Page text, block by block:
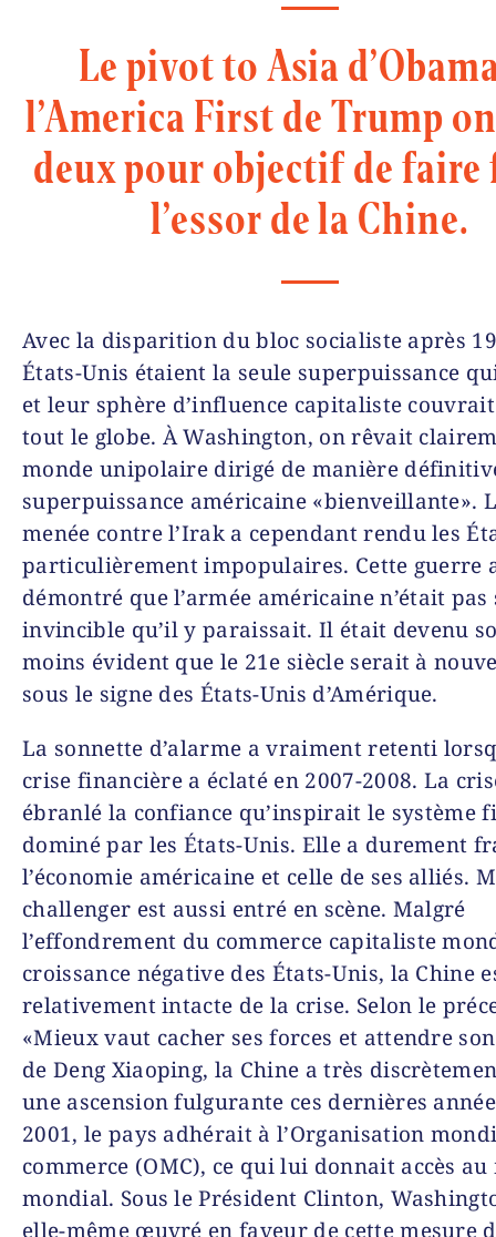
Le pivot to Asia
l’America First de Trump
deux pour objectif de faire
l’essor de la Chine.
Avec la disparition du bloc socialiste après
États-Unis étaient la seule superpuissance
et leur sphère d’influence capitaliste
tout le globe. À Washington, on rêvait
monde unipolaire dirigé de manière
superpuissance américaine «bienveillante».
menée contre l’Irak a cependant rendu les
particulièrement impopulaires. Cette guerre
démontré que l’armée américaine n’était pas
invincible qu’il y paraissait. Il était devenu
moins évident que le 21e siècle serait à
sous le signe des États-Unis d’Amérique.
La sonnette d’alarme a vraiment retenti
crise financière a éclaté en 2007-2008. La
ébranlé la confiance qu’inspirait le système
dominé par les États-Unis. Elle a durement
l’économie américaine et celle de ses alliés.
challenger est aussi entré en scène. Malgré
l’effondrement du commerce capitaliste
croissance négative des États-Unis, la Chine
relativement intacte de la crise. Selon le
«Mieux vaut cacher ses forces et attendre
de Deng Xiaoping, la Chine a très
une ascension fulgurante ces dernières
2001, le pays adhérait à l’Organisation
commerce (OMC), ce qui lui donnait accès
mondial. Sous le Président Clinton,
elle-même œuvré en faveur de cette mesure